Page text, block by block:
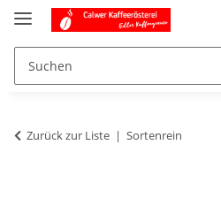
Zurück zur Liste Sortenrein